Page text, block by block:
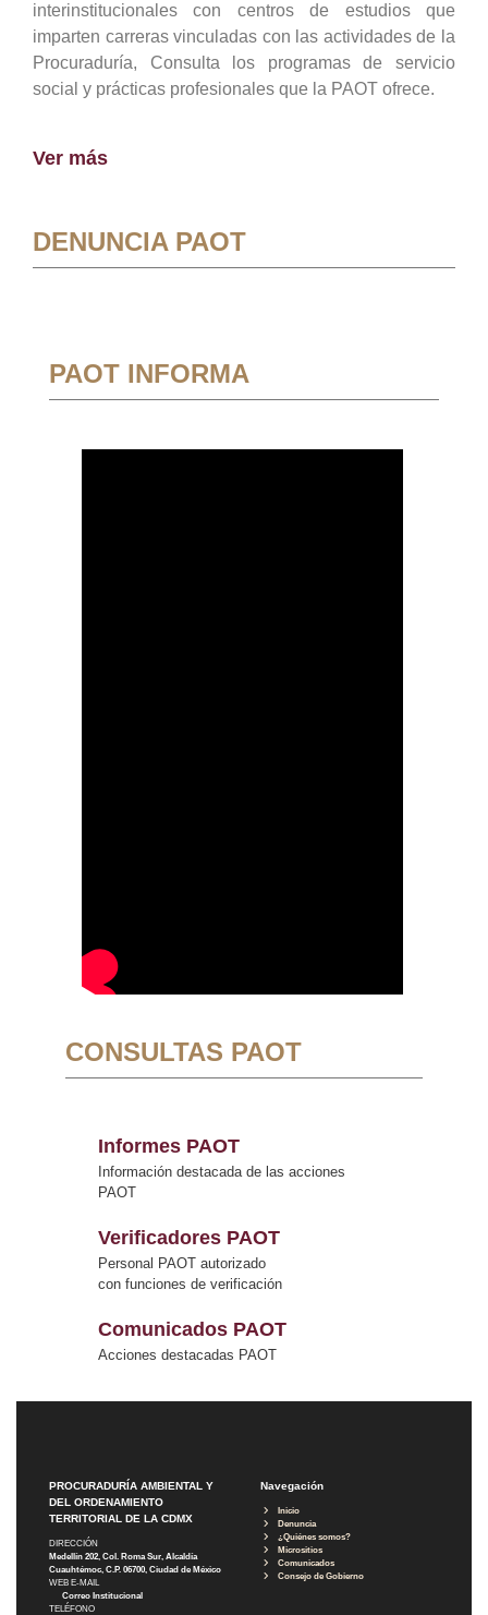
interinstitucionales con centros de estudios que
imparten carreras vinculadas con las actividades de la
Procuraduría, Consulta los programas de servicio
social y prácticas profesionales que la PAOT ofrece.
Ver más
DENUNCIA PAOT
PAOT INFORMA
CONSULTAS PAOT
Informes PAOT
Información destacada de las acciones
PAOT
Verificadores PAOT
Personal PAOT autorizado
con funciones de verificación
Comunicados PAOT
Acciones destacadas PAOT
PROCURADURÍA AMBIENTAL Y
DEL ORDENAMIENTO
TERRITORIAL DE LA CDMX
DIRECCIÓN
Medellín 202, Col. Roma Sur, Alcaldía
Cuauhtémoc, C.P. 06700, Ciudad de México
WEB E-MAIL
Correo Institucional
TELÉFONO
Navegación
Inicio
Denuncia
¿Quiénes somos?
Micrositios
Comunicados
Consejo de Gobierno